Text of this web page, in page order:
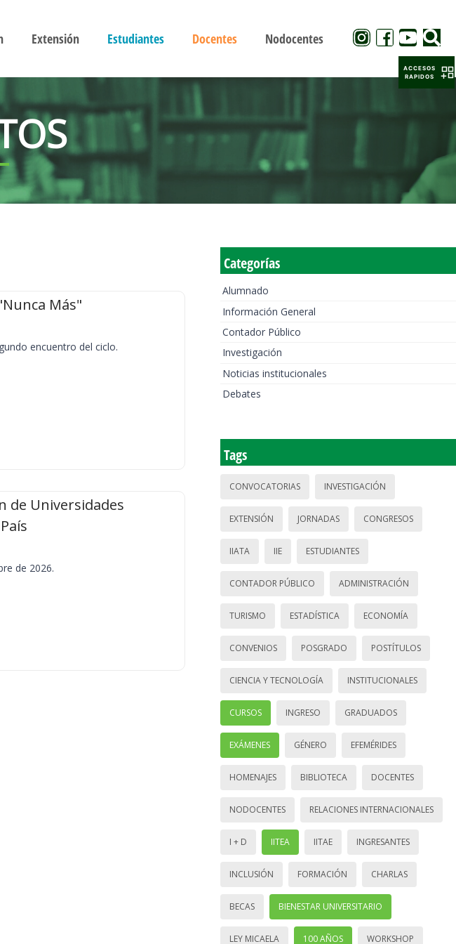
Extensión Estudiantes Docentes Nodocentes
Más"
encuentro del ciclo.
de Universidades
de 2026.
Categorías
Alumnado
Información General
Contador Público
Investigación
Noticias institucionales
Debates
Tags
CONVOCATORIAS INVESTIGACIÓN
EXTENSIÓN JORNADAS CONGRESOS
IIATA IIE ESTUDIANTES
CONTADOR PÚBLICO ADMINISTRACIÓN
TURISMO ESTADÍSTICA ECONOMÍA
CONVENIOS POSGRADO POSTÍTULOS
CIENCIA Y TECNOLOGÍA INSTITUCIONALES
CURSOS INGRESO GRADUADOS
EXÁMENES GÉNERO EFEMÉRIDES
HOMENAJES BIBLIOTECA DOCENTES
NODOCENTES RELACIONES INTERNACIONALES
I + D IITEA IITAE INGRESANTES
INCLUSIÓN FORMACIÓN CHARLAS
BECAS BIENESTAR UNIVERSITARIO
LEY MICAELA 100 AÑOS WORKSHOP
ACCESOS
RAPIDOS